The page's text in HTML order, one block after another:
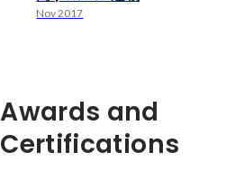
Nov 2017
Awards and
Certifications